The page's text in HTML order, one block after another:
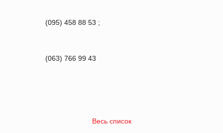
(095) 458 88 53 ;
(063) 766 99 43
Весь список